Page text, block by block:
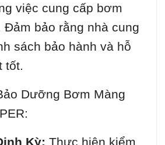
việc cung cấp bơm
Đảm bảo rằng nhà cung
sách bảo hành và hỗ
tốt.
Dưỡng Bơm Màng
Kỳ: Thực hiện kiểm